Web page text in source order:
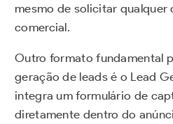
mesmo de solicitar qualquer
comercial.
Outro formato fundamental
geração de leads é o Lead
integra um formulário de
diretamente dentro do